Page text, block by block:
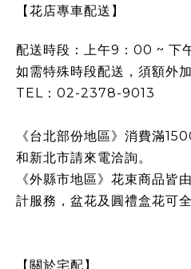
【花店專車配送】
配送時段：上午9：00 ~ 下
如需特殊時段配送，須額外
TEL：02-2378-9013
《台北部份地區》消費滿
和新北市請來電洽詢。
《外縣市地區》花束商品皆
計服務，盆花及圓禮盒花可
【關於宅配】